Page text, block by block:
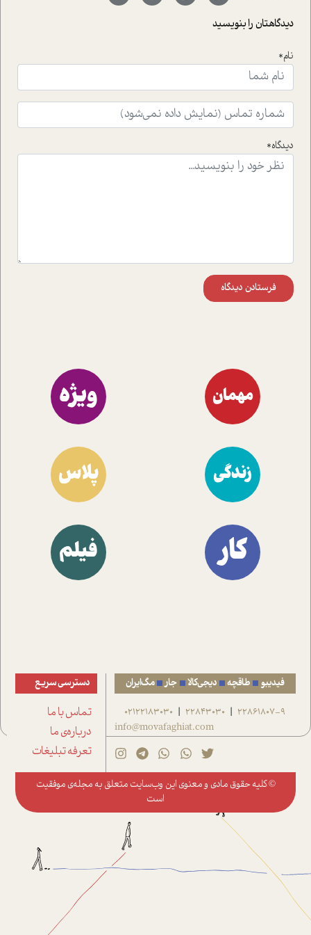
با رکاب زدن در بیش از هفتاد کشور و کاشتن درخت، به نماد
حمایت از محیط زیست و منابع طبیعی تبدیل گشته
است.فصل روایت اجنبی ها در این شماره به دو موضوع
ای که به زندگی شگفت انگیز جین گودال و تاثیرات کاوش های
ایشان در حوزه ی شامپانزه ها بر زندگی امروزی ما نگاهی
افکنده است.فصل اتاق 333 شما را پای صحبت یک تجربه ی
واقعی در ارتباط با اختلال شخصیت اسکزوئید و مشکلات و نیز
راهکارهای حل آن قرار می دهد که در اتاق درمان اتفاق افتاده
موثرترین راهکارهای استفاده از هوش مصنوعی در حوزه های
دیدگاهتان را بنویسید
نام*
دیدگاه*
فرستادن دیدگاه
مهمان ویژه
زندگی پلاس
کار فیلم
فیدیبو طاقچه دیجی‌کالا جار مگ‌ایران
22861807-9
|
22843030
|
02122183030
info@movafaghiat.com
دسترسی سریع
تماس با ما
درباره‌ی ما
تعرفه تبلیغات
© کلیه حقوق مادی و معنوی این وب‌سایت متعلق به مجله‌ی موفقیت
است